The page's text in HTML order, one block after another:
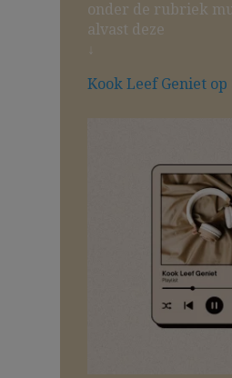
onder de rubriek
alvast deze
↓
Kook Leef Geniet